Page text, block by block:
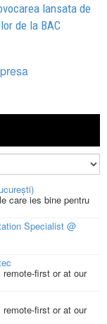
lansata de
de la BAC
care ies bine pentru
Specialist @
first or at our
first or at our